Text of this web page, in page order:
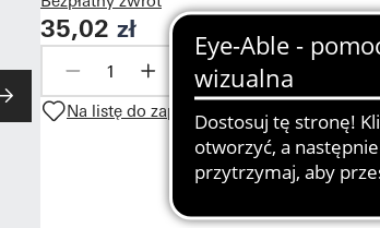
35,02 zł
Na listę do zapamiętania